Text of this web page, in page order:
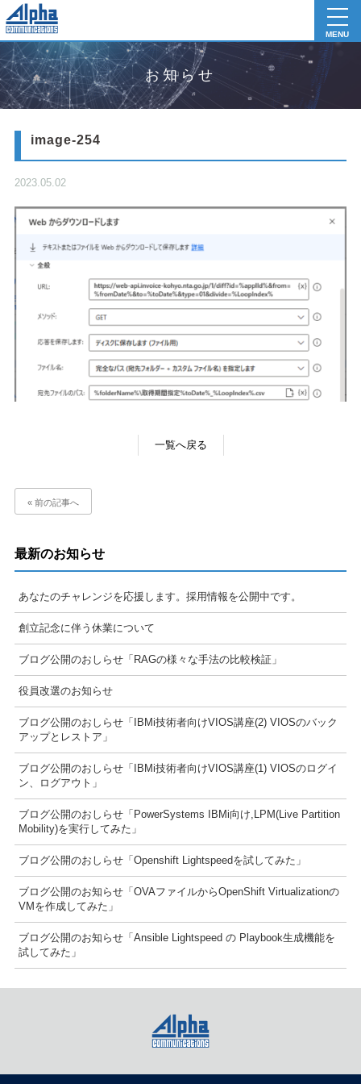
MENU
お知らせ
image-254
2023.05.02
一覧へ戻る
« 前の記事へ
最新のお知らせ
あなたのチャレンジを応援します。採用情報を公開中です。
創立記念に伴う休業について
ブログ公開のおしらせ「RAGの様々な手法の比較検証」
役員改選のお知らせ
ブログ公開のおしらせ「IBMi技術者向けVIOS講座(2) VIOSのバック
アップとレストア」
ブログ公開のおしらせ「IBMi技術者向けVIOS講座(1) VIOSのログイ
ン、ログアウト」
ブログ公開のおしらせ「PowerSystems IBMi向け,LPM(Live Partition
Mobility)を実行してみた」
ブログ公開のおしらせ「Openshift Lightspeedを試してみた」
ブログ公開のお知らせ「OVAファイルからOpenShift Virtualizationの
VMを作成してみた」
ブログ公開のお知らせ「Ansible Lightspeed の Playbook生成機能を
試してみた」